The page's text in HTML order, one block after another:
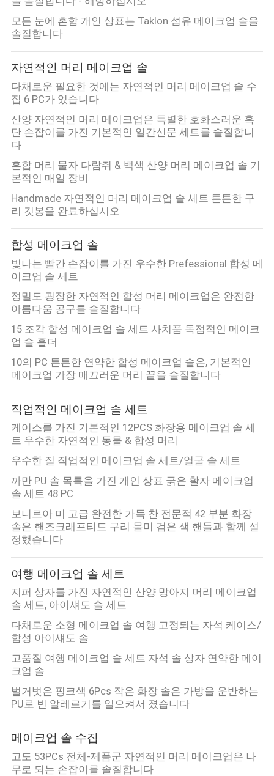
사
이
트
맵
PRIVACY
POLICY
모든 눈에 혼합 개인 상표는 Taklon 섬유 메이크업 솔을
솔질합니다
자연적인 머리 메이크업 솔
다채로운 필요한 것에는 자연적인 머리 메이크업 솔 수
집 6 PC가 있습니다
산양 자연적인 머리 메이크업은 특별한 호화스러운 흑
단 손잡이를 가진 기본적인 일간신문 세트를 솔질합니
다
혼합 머리 물자 다람쥐 & 백색 산양 머리 메이크업 솔 기
본적인 매일 장비
Handmade 자연적인 머리 메이크업 솔 세트 튼튼한 구
리 깃봉을 완료하십시오
합성 메이크업 솔
빛나는 빨간 손잡이를 가진 우수한 Prefessional 합성 메
이크업 솔 세트
정밀도 굉장한 자연적인 합성 머리 메이크업은 완전한
아름다움 공구를 솔질합니다
15 조각 합성 메이크업 솔 세트 사치품 독점적인 메이크
업 솔 홀더
10의 PC 튼튼한 연약한 합성 메이크업 솔은, 기본적인
메이크업 가장 매끄러운 머리 끝을 솔질합니다
직업적인 메이크업 솔 세트
케이스를 가진 기본적인 12PCS 화장용 메이크업 솔 세
트 우수한 자연적인 동물 & 합성 머리
우수한 질 직업적인 메이크업 솔 세트/얼굴 솔 세트
까만 PU 솔 목록을 가진 개인 상표 굵은 활자 메이크업
솔 세트 48 PC
보니르아 미 고급 완전한 가득 찬 전문적 42 부분 화장
솔은 핸즈크래프티드 구리 물미 검은 색 핸들과 함께 설
정했습니다
여행 메이크업 솔 세트
지퍼 상자를 가진 자연적인 산양 망아지 머리 메이크업
솔 세트, 아이섀도 솔 세트
다채로운 소형 메이크업 솔 여행 고정되는 자석 케이스/
합성 아이섀도 솔
고품질 여행 메이크업 솔 세트 자석 솔 상자 연약한 메이
크업 솔
벌거벗은 핑크색 6Pcs 작은 화장 솔은 가방을 운반하는
PU로 빈 알레르기를 일으켜서 졌습니다
메이크업 솔 수집
고도 53PCs 전체-제품군 자연적인 머리 메이크업은 나
무로 되는 손잡이를 솔질합니다